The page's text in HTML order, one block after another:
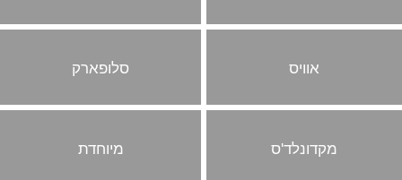
אוויס סלופארק
מקדונלד'ס מיוחדת